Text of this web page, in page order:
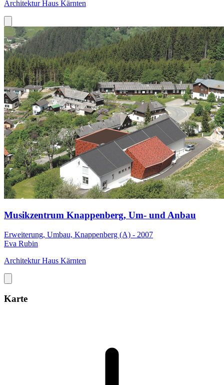
Architektur Haus Kärnten
Musikzentrum Knappenberg, Um- und Anbau
Erweiterung, Umbau, Knappenberg (A) - 2007
Eva Rubin
Architektur Haus Kärnten
Karte